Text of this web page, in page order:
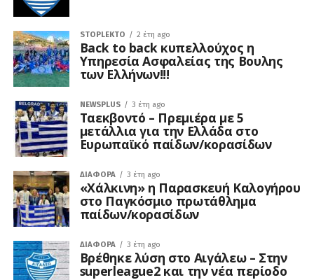
STOPLEKTO 2 έτη ago
Back to back κυπελλούχος η
Υπηρεσία Ασφαλείας της Βουλης
των Ελλήνων!!!
NEWSPLUS 3 έτη ago
Ταεκβοντό – Πρεμιέρα με 5
μετάλλια για την Ελλάδα στο
Ευρωπαϊκό παίδων/κορασίδων
ΔΙΆΦΟΡΑ 3 έτη ago
«Χάλκινη» η Παρασκευή Καλογήρου
στο Παγκόσμιο πρωτάθλημα
παίδων/κορασίδων
ΔΙΆΦΟΡΑ 3 έτη ago
Βρέθηκε λύση στο Αιγάλεω – Στην
superleague2 και την νέα περίοδο